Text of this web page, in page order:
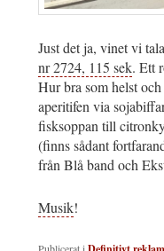
Just det ja, vinet vi
nr 2724, 115 sek. Ett
Hur bra som helst
aperitifen via
fisksoppan till
(finns sådant
från Blå band och
Musik!
Publicerat i